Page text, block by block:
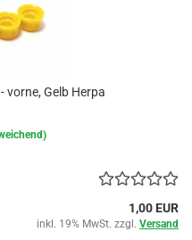
vorne, Gelb Herpa
1,00 EUR
inkl. 19% MwSt. zzgl. Versand